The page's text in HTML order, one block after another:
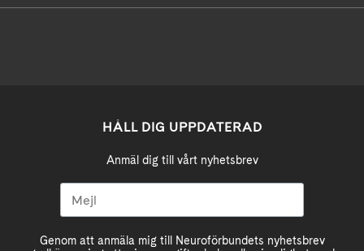
HÅLL DIG UPPDATERAD
Anmäl dig till vårt nyhetsbrev
Genom att anmäla mig till Neuroförbundets nyhetsbrev